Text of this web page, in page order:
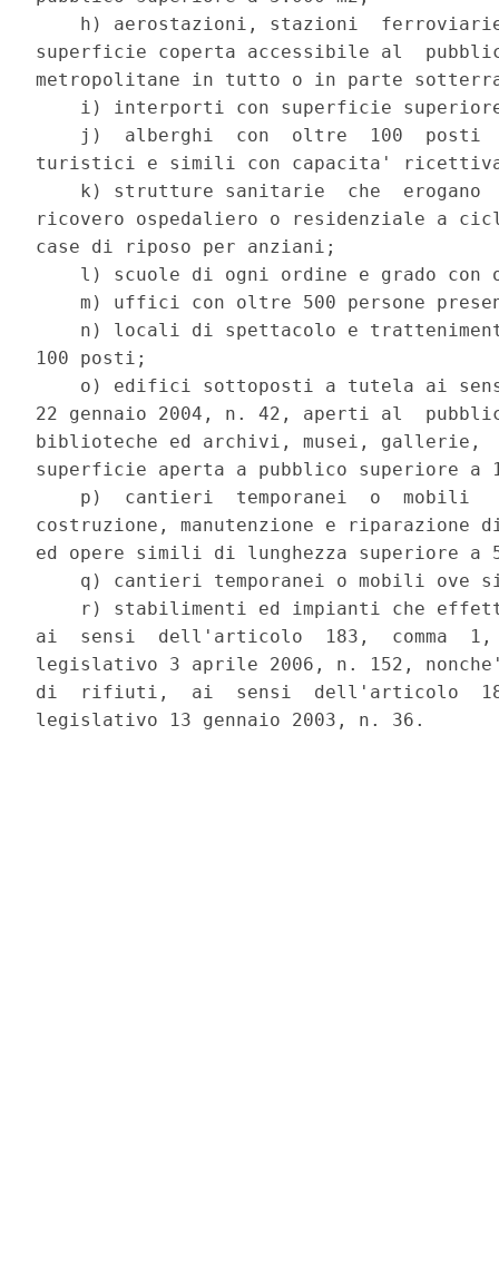
h) aerostazioni, stazioni
superficie coperta accessibile al
metropolitane in tutto o in parte
i) interporti con superficie
j)  alberghi  con  oltre  100  posti
turistici e simili con capacita' ricettiva
k) strutture sanitarie  che  erogano
ricovero ospedaliero o residenziale a
case di riposo per anziani;
l) scuole di ogni ordine e grado con
m) uffici con oltre 500 persone
n) locali di spettacolo e
100 posti;
o) edifici sottoposti a tutela ai
22 gennaio 2004, n. 42, aperti al
biblioteche ed archivi, musei, gallerie,
superficie aperta a pubblico superiore a
p)  cantieri  temporanei  o  mobili
costruzione, manutenzione e
ed opere simili di lunghezza superiore
q) cantieri temporanei o mobili ove
r) stabilimenti ed impianti che
ai  sensi  dell'articolo  183,  comma
legislativo 3 aprile 2006, n. 152,
di  rifiuti,  ai  sensi  dell'articolo